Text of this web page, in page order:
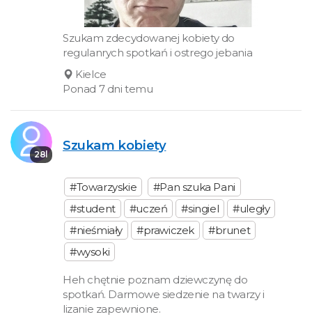
Szukam zdecydowanej kobiety do
regulanrych spotkań i ostrego jebania
Kielce
Ponad 7 dni temu
28l
Szukam kobiety
#Towarzyskie
#Pan szuka Pani
#student
#uczeń #singiel
#uległy
#nieśmiały
#prawiczek
#brunet
#wysoki
Heh chętnie poznam dziewczynę do
spotkań. Darmowe siedzenie na twarzy i
lizanie zapewnione.